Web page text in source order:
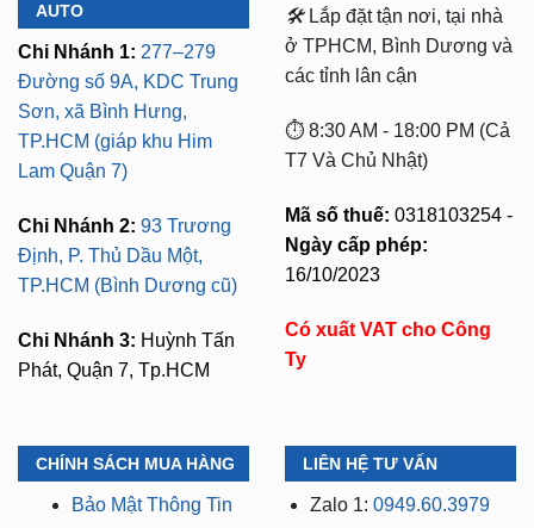
AUTO
Chi Nhánh 1: 277–279
Đường số 9A, KDC Trung
Sơn, xã Bình Hưng,
TP.HCM (giáp khu Him
Lam Quận 7)
Chi Nhánh 2: 93 Trương
Định, P. Thủ Dầu Một,
TP.HCM (Bình Dương cũ)
Chi Nhánh 3: Huỳnh Tấn
Phát, Quận 7, Tp.HCM
🛠️ Lắp đặt tận nơi, tại nhà
ở TPHCM, Bình Dương và
các tỉnh lân cận
⏱️ 8:30 AM - 18:00 PM (Cả
T7 Và Chủ Nhật)
Mã số thuế: 0318103254 -
Ngày cấp phép:
16/10/2023
Có xuất VAT cho Công
Ty
CHÍNH SÁCH MUA HÀNG
Bảo Mật Thông Tin
LIÊN HỆ TƯ VẤN
Zalo 1: 0949.60.3979